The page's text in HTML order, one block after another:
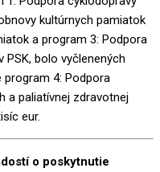
kultúrnych pamiatok
a program 3: Podpora
PSK, bolo vyčlenených
program 4: Podpora
a paliatívnej zdravotnej
eur.
o poskytnutie